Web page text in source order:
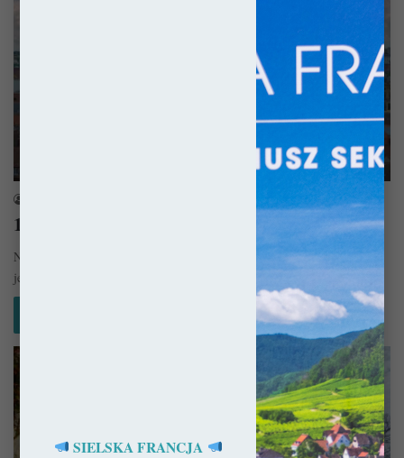
Niemcy
10 miast w Niemczech, które pokochacie!
Nie będzie to kolejna lista 10 miejsc, które musicie zobaczyć, bo prawda
jest taka, że nic nie musicie! Każda okazja…
SIELSKA FRANCJA